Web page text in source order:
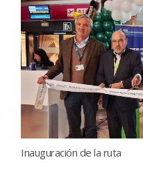
Inauguración de la ruta